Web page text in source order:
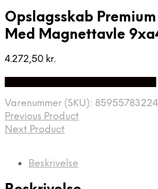
Opslagsskab
Med Magnettavle
4.272,50 kr.
Varenummer (SKU):
Previous Product
Next Product
Beskrivelse